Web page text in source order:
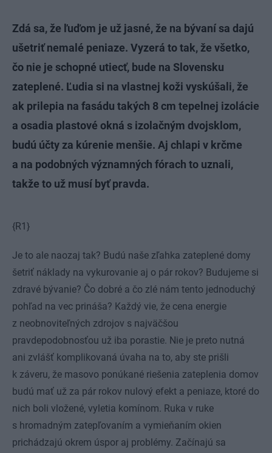
Zdá sa, že ľuďom je už jasné, že na bývaní sa dajú
ušetriť nemalé peniaze. Vyzerá to tak, že všetko,
čo nie je schopné utiecť, bude na Slovensku
zateplené. Ľudia si na vlastnej koži vyskúšali, že
ak prilepia na fasádu takých 8 cm tepelnej izolácie
a osadia plastové okná s izolačným dvojsklom,
budú účty za kúrenie menšie. Aj chlapi v krčme
a na podobných významných fórach to uznali,
takže to už musí byť pravda.
{R1}
Je to ale naozaj tak? Budú naše zľahka zateplené domy
šetriť náklady na vykurovanie aj o pár rokov? Budujeme si
zdravé bývanie? Čo dobré a čo zlé nám tento jednoduchý
pohľad na vec prináša? Každý vie, že cena energie
z neobnoviteľných zdrojov s najväčšou
pravdepodobnosťou už iba porastie. Nie je preto nutná
ani zvlášť komplikovaná úvaha na to, aby ste prišli
k záveru, že masovo ponúkané riešenia zateplenia domov
budú mať už za pár rokov nulový efekt a peniaze, ktoré do
nich boli vložené, vyletia komínom. Ruka v ruke
s hromadným zatepľovaním a vymieňaním okien
prichádzajú okrem úspor aj problémy. Začínajú sa